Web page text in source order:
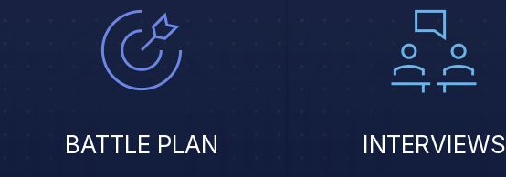
BATTLE PLAN INTERVIEWS